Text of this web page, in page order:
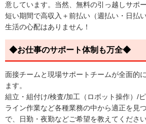
意しています。当然、無料の引っ越しサポ
短い期間で高収入＋前払い（週払い・日払
生活の心配はありません！
◆お仕事のサポート体制も万全◆
面接チームと現場サポートチームが全面的
ます。
組立・組付け/検査/加工（ロボット操作）/
ライン作業など各種業務の中から適正を見
で、日勤・夜勤などご希望を教えてください